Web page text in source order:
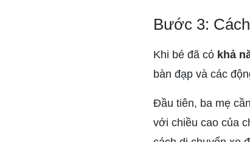
Bước 3:
Khi bé đã có khả
bàn đạp và các
Đầu tiên, ba mẹ
với chiều cao của